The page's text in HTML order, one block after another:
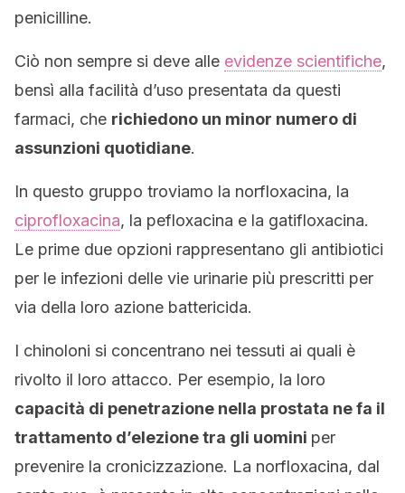
penicilline.
Ciò non sempre si deve alle evidenze scientifiche,
bensì alla facilità d’uso presentata da questi
farmaci, che richiedono un minor numero di
assunzioni quotidiane.
In questo gruppo troviamo la norfloxacina, la
ciprofloxacina, la pefloxacina e la gatifloxacina.
Le prime due opzioni rappresentano gli antibiotici
per le infezioni delle vie urinarie più prescritti per
via della loro azione battericida.
I chinoloni si concentrano nei tessuti ai quali è
rivolto il loro attacco. Per esempio, la loro
capacità di penetrazione nella prostata ne fa il
trattamento d’elezione tra gli uomini per
prevenire la cronicizzazione. La norfloxacina, dal